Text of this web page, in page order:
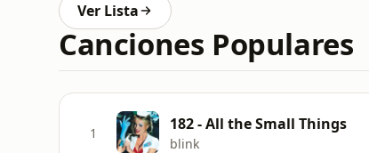
Ver Lista
Canciones Populares
1 182 - All the Small Things
blink